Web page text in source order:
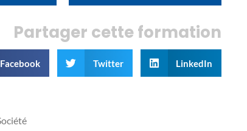
Partager cette formation
Facebook Twitter LinkedIn